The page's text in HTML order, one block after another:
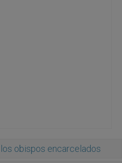
obispos encarcelados